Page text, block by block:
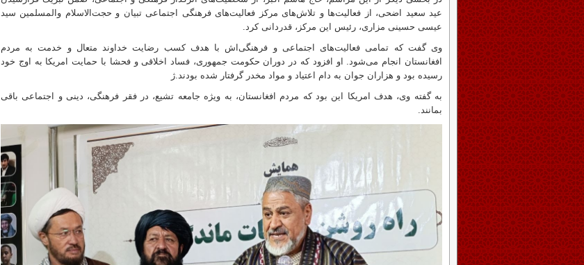
عید سعید اضحی، از فعالیت‌ها و تلاش‌های مرکز فعالیت‌های فرهنگی اجتماعی تبیان و حجت‌الاسلام والمسلمین سید
عیسی حسینی مزاری، رئیس این مرکز، قدردانی کرد.
وی گفت که تمامی فعالیت‌های اجتماعی و فرهنگی‌اش با هدف کسب رضایت خداوند متعال و خدمت به مردم
افغانستان انجام می‌شود. او افزود که در دوران حکومت جمهوری، فساد اخلاقی و فحشا با حمایت امریکا به اوج خود
رسیده بود و هزاران جوان به دام اعتیاد و مواد مخدر گرفتار شده بودند.ژ
به گفته وی، هدف امریکا این بود که مردم افغانستان، به‌ ویژه جامعه تشیع، در فقر فرهنگی، دینی و اجتماعی باقی
بمانند.